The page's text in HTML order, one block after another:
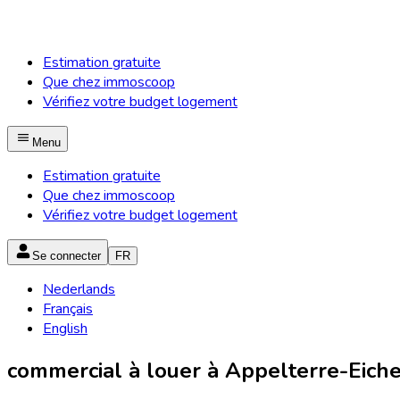
Estimation gratuite
Que chez immoscoop
Vérifiez votre budget logement
Menu
Estimation gratuite
Que chez immoscoop
Vérifiez votre budget logement
Se connecter FR
Nederlands
Français
English
commercial à louer à Appelterre-